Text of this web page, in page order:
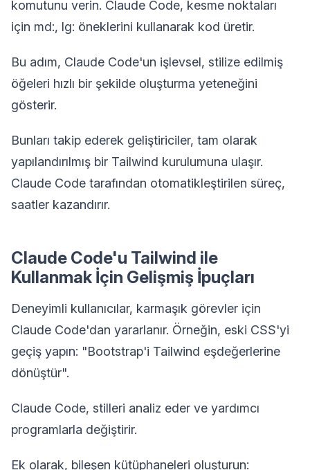
komutunu verin. Claude Code, kesme noktaları
için md:, lg: öneklerini kullanarak kod üretir.
Bu adım, Claude Code'un işlevsel, stilize edilmiş
öğeleri hızlı bir şekilde oluşturma yeteneğini
gösterir.
Bunları takip ederek geliştiriciler, tam olarak
yapılandırılmış bir Tailwind kurulumuna ulaşır.
Claude Code tarafından otomatikleştirilen süreç,
saatler kazandırır.
Claude Code'u Tailwind ile
Kullanmak İçin Gelişmiş İpuçları
Deneyimli kullanıcılar, karmaşık görevler için
Claude Code'dan yararlanır. Örneğin, eski CSS'yi
geçiş yapın: "Bootstrap'i Tailwind eşdeğerlerine
dönüştür".
Claude Code, stilleri analiz eder ve yardımcı
programlarla değiştirir.
Ek olarak, bileşen kütüphaneleri oluşturun: